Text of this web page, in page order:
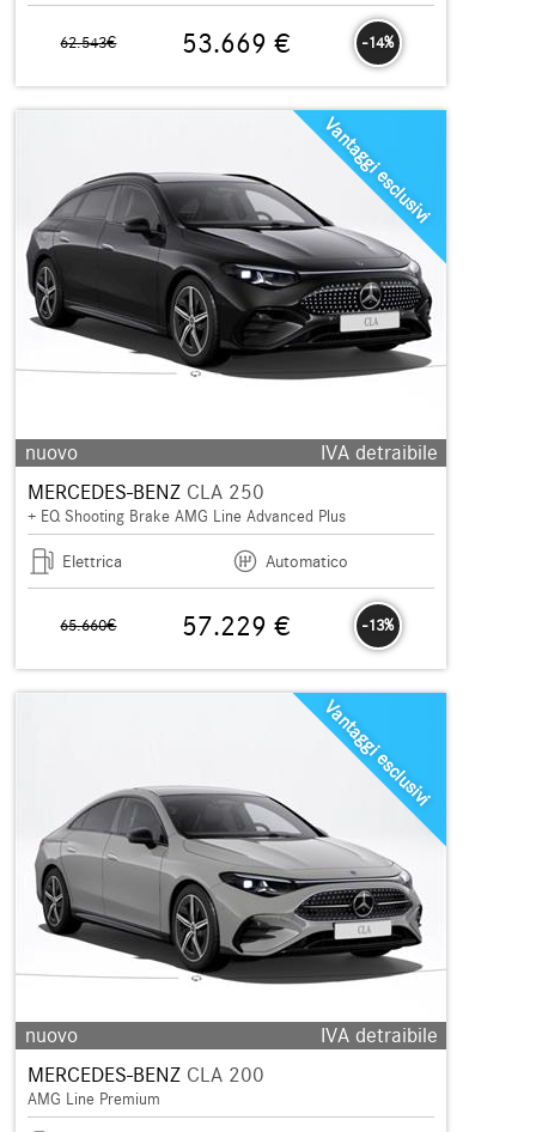
62.543€ -14%
53.669 €
nuovo IVA detraibile
Vantaggi esclusivi
MERCEDES-BENZ CLA 250
+ EQ Shooting Brake AMG Line Advanced Plus
Elettrica Automatico
65.660€ -13%
57.229 €
nuovo IVA detraibile
Vantaggi esclusivi
MERCEDES-BENZ CLA 200
AMG Line Premium